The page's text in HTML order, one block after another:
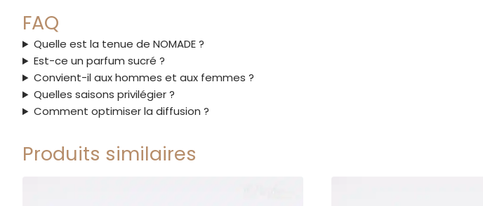
FAQ
Quelle est la tenue de NOMADE ?
Est-ce un parfum sucré ?
Convient-il aux hommes et aux femmes ?
Quelles saisons privilégier ?
Comment optimiser la diffusion ?
Produits similaires